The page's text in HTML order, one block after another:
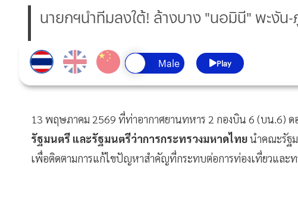
นายกฯนำทีมลงใต้! ล้างบาง "นอมินี" พะงั
Play
13 พฤษภาคม 2569 ที่ท่าอากาศยานทหาร 2 กองบิน 6 (บน.6) ด
รัฐมนตรี และรัฐมนตรีว่าการกระทรวงมหาดไทยนำคณะรัฐ
เพื่อติดตามการแก้ไขปัญหาสำคัญที่กระทบต่อการท่องเที่ยวและท